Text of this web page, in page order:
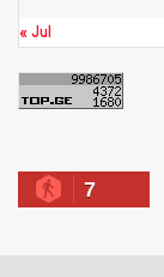
« Jul
7